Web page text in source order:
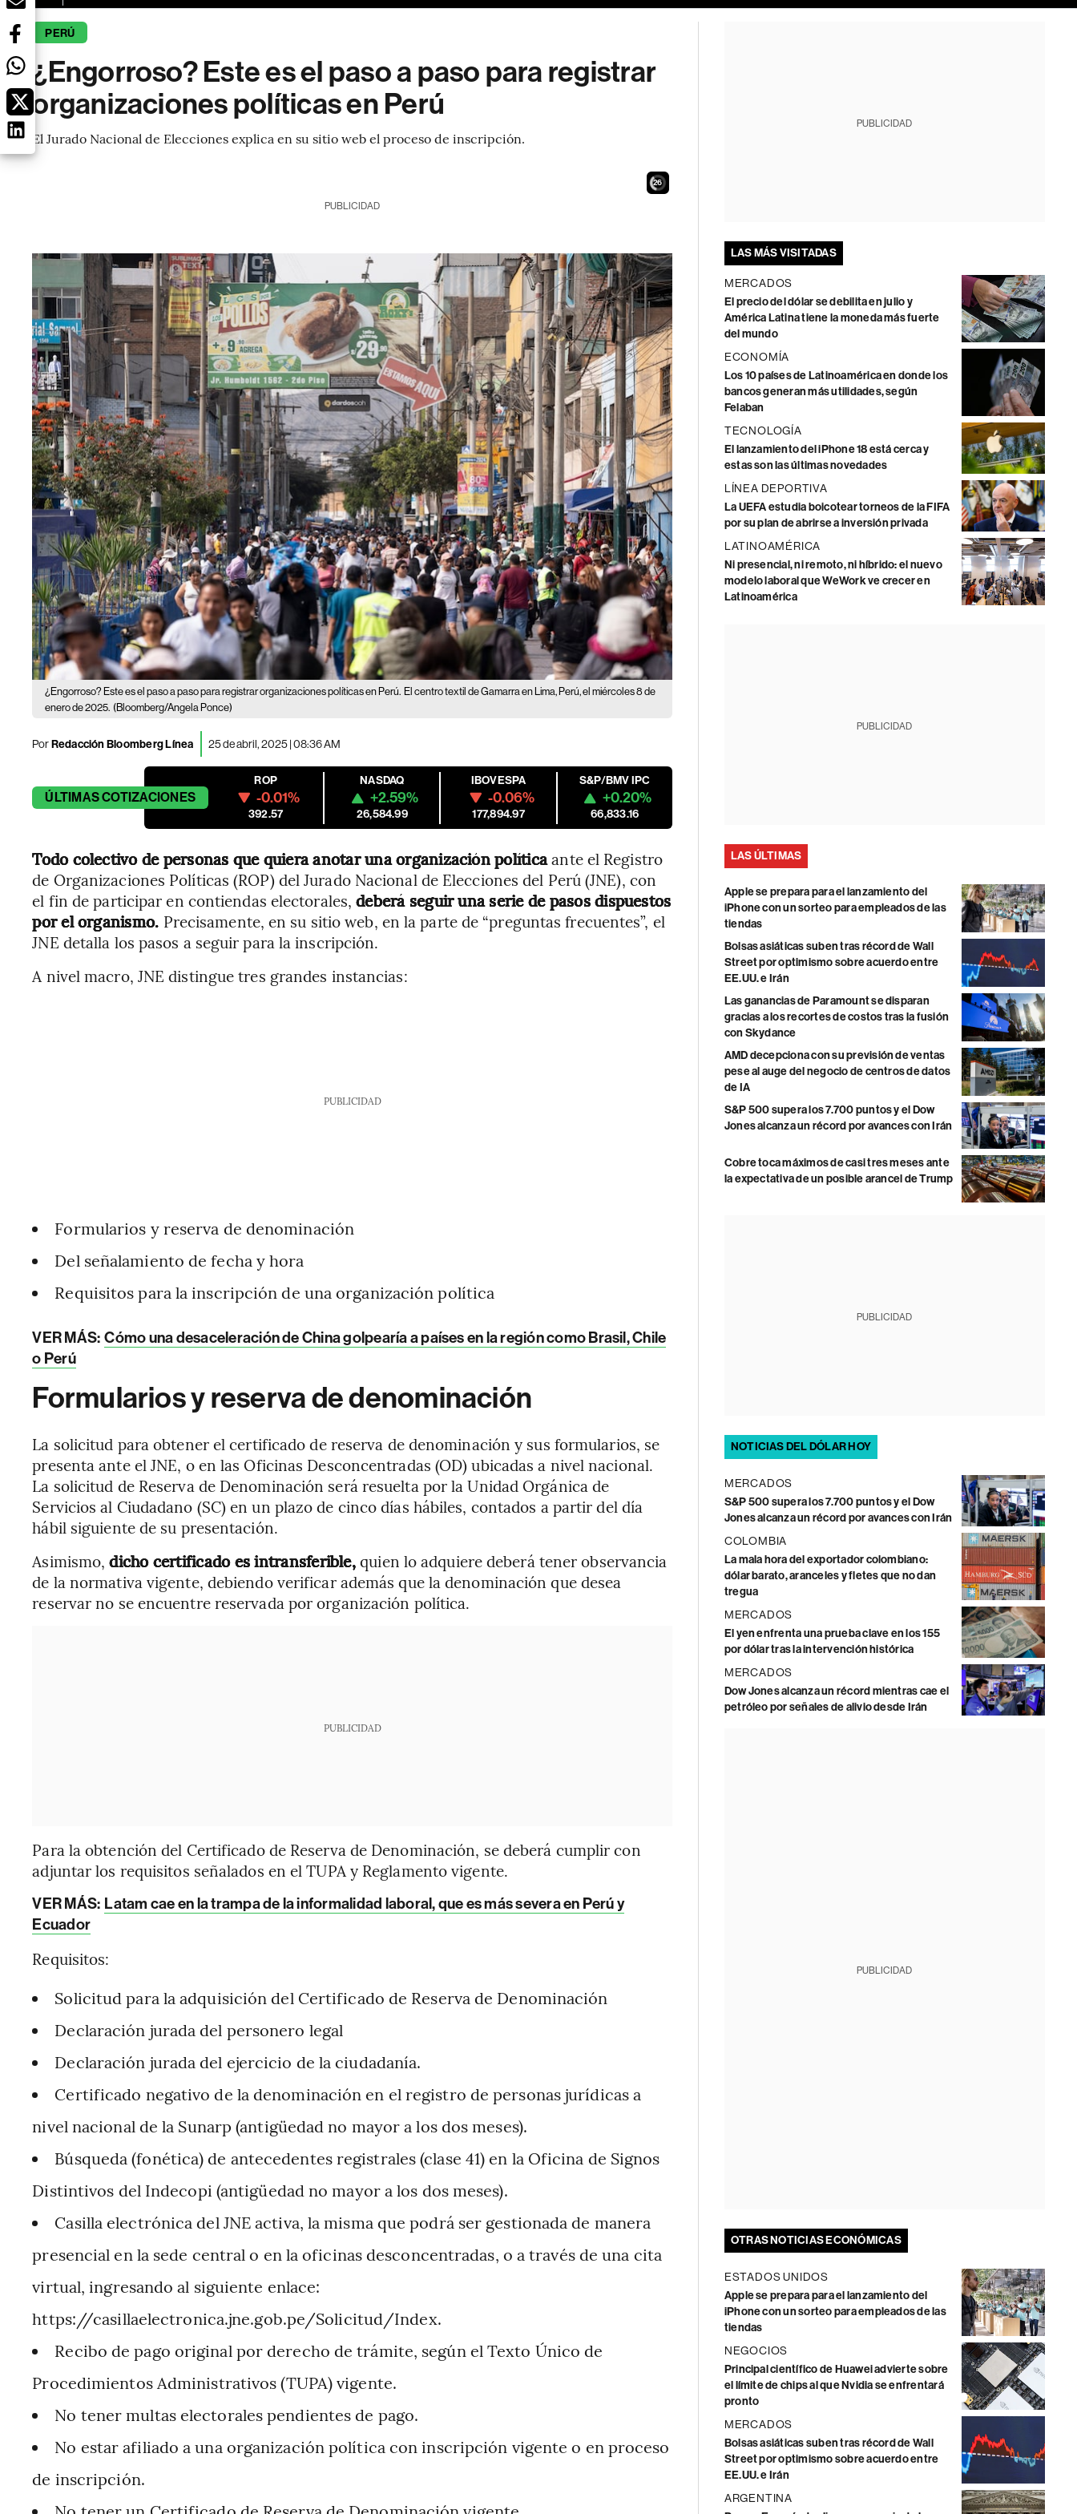
PERÚ
¿Engorroso? Este es el paso a paso para registrar
organizaciones políticas en Perú
El Jurado Nacional de Elecciones explica en su sitio web el proceso de inscripción.
24
PUBLICIDAD
¿Engorroso? Este es el paso a paso para registrar organizaciones políticas en Perú. El centro textil de Gamarra en Lima, Perú, el miércoles 8 de
enero de 2025. (Bloomberg/Angela Ponce)
PorRedacción Bloomberg Línea 25 de abril, 2025 | 08:36 AM
ÚLTIMASCOTIZACIONES
ROP
-0.01%
392.57
NASDAQ
+2.59%
26,584.99
IBOVESPA
-0.06%
177,894.97
S&P/BMV IPC
+0.20%
66,833.16
Todo colectivo de personas que quiera anotar una organización políticaante el Registro
de Organizaciones Políticas (ROP) del Jurado Nacional de Elecciones del Perú (JNE), con
el fin de participar en contiendas electorales,deberá seguir una serie de pasos dispuestos
por el organismo. Precisamente, en su sitio web, en la parte de “preguntas frecuentes”, el
JNE detalla los pasos a seguir para la inscripción.
A nivel macro, JNE distingue tres grandes instancias:
PUBLICIDAD
Formularios y reserva de denominación
Del señalamiento de fecha y hora
Requisitos para la inscripción de una organización política
VER MÁS: Cómo una desaceleración de China golpearía a países en la región como Brasil, Chile
o Perú
Formularios y reserva de denominación
La solicitud para obtener el certificado de reserva de denominación y sus formularios, se
presenta ante el JNE, o en las Oficinas Desconcentradas (OD) ubicadas a nivel nacional.
La solicitud de Reserva de Denominación será resuelta por la Unidad Orgánica de
Servicios al Ciudadano (SC) en un plazo de cinco días hábiles, contados a partir del día
hábil siguiente de su presentación.
Asimismo,dicho certificado es intransferible,quien lo adquiere deberá tener observancia
de la normativa vigente, debiendo verificar además que la denominación que desea
reservar no se encuentre reservada por organización política.
PUBLICIDAD
Para la obtención del Certificado de Reserva de Denominación, se deberá cumplir con
adjuntar los requisitos señalados en el TUPA y Reglamento vigente.
VER MÁS: Latam cae en la trampa de la informalidad laboral, que es más severa en Perú y
Ecuador
Requisitos:
Solicitud para la adquisición del Certificado de Reserva de Denominación
Declaración jurada del personero legal
Declaración jurada del ejercicio de la ciudadanía.
Certificado negativo de la denominación en el registro de personas jurídicas a
nivel nacional de la Sunarp (antigüedad no mayor a los dos meses).
Búsqueda (fonética) de antecedentes registrales (clase 41) en la Oficina de Signos
Distintivos del Indecopi (antigüedad no mayor a los dos meses).
Casilla electrónica del JNE activa, la misma que podrá ser gestionada de manera
presencial en la sede central o en la oficinas desconcentradas, o a través de una cita
virtual, ingresando al siguiente enlace:
https://casillaelectronica.jne.gob.pe/Solicitud/Index.
Recibo de pago original por derecho de trámite, según el Texto Único de
Procedimientos Administrativos (TUPA) vigente.
No tener multas electorales pendientes de pago.
No estar afiliado a una organización política con inscripción vigente o en proceso
de inscripción.
PUBLICIDAD
LAS MÁS VISITADAS
MERCADOS
El precio del dólar se debilita en julio y
América Latina tiene la moneda más fuerte
del mundo
ECONOMÍA
Los 10 países de Latinoamérica en donde los
bancos generan más utilidades, según
Felaban
TECNOLOGÍA
El lanzamiento del iPhone 18 está cerca y
estas son las últimas novedades
LÍNEA DEPORTIVA
La UEFA estudia boicotear torneos de la FIFA
por su plan de abrirse a inversión privada
LATINOAMÉRICA
Ni presencial, ni remoto, ni híbrido: el nuevo
modelo laboral que WeWork ve crecer en
Latinoamérica
PUBLICIDAD
LAS ÚLTIMAS
Apple se prepara para el lanzamiento del
iPhone con un sorteo para empleados de las
tiendas
Bolsas asiáticas suben tras récord de Wall
Street por optimismo sobre acuerdo entre
EE.UU. e Irán
Las ganancias de Paramount se disparan
gracias a los recortes de costos tras la fusión
con Skydance
AMD decepciona con su previsión de ventas
pese al auge del negocio de centros de datos
de IA
S&P 500 supera los 7.700 puntos y el Dow
Jones alcanza un récord por avances con Irán
Cobre toca máximos de casi tres meses ante
la expectativa de un posible arancel de Trump
PUBLICIDAD
NOTICIAS DEL DÓLAR HOY
MERCADOS
S&P 500 supera los 7.700 puntos y el Dow
Jones alcanza un récord por avances con Irán
COLOMBIA
La mala hora del exportador colombiano:
dólar barato, aranceles y fletes que no dan
tregua
MERCADOS
El yen enfrenta una prueba clave en los 155
por dólar tras la intervención histórica
MERCADOS
Dow Jones alcanza un récord mientras cae el
petróleo por señales de alivio desde Irán
PUBLICIDAD
OTRAS NOTICIAS ECONÓMICAS
ESTADOS UNIDOS
Apple se prepara para el lanzamiento del
iPhone con un sorteo para empleados de las
tiendas
NEGOCIOS
Principal científico de Huawei advierte sobre
el límite de chips al que Nvidia se enfrentará
pronto
MERCADOS
Bolsas asiáticas suben tras récord de Wall
Street por optimismo sobre acuerdo entre
EE.UU. e Irán
ARGENTINA